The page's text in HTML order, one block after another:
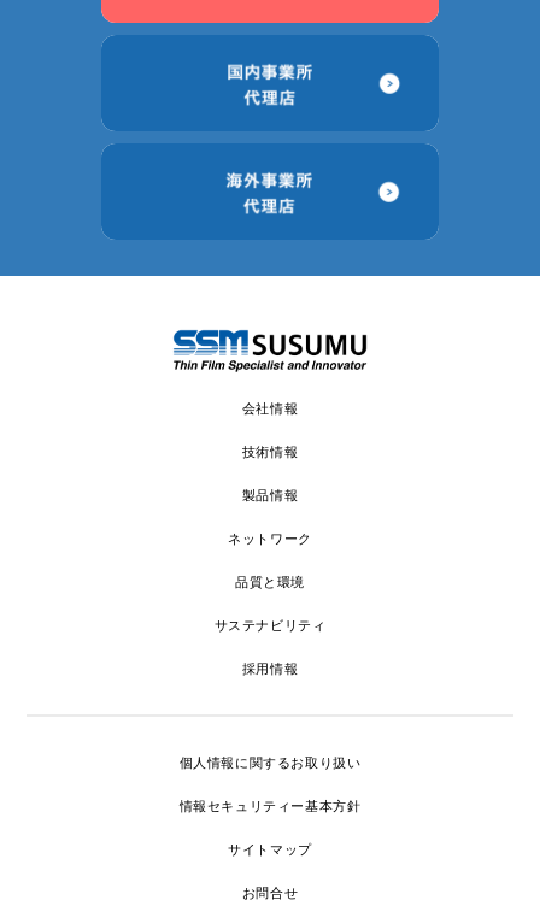
会社情報
技術情報
製品情報
ネットワーク
品質と環境
サステナビリティ
採用情報
個人情報に関するお取り扱い
情報セキュリティー基本方針
サイトマップ
お問合せ